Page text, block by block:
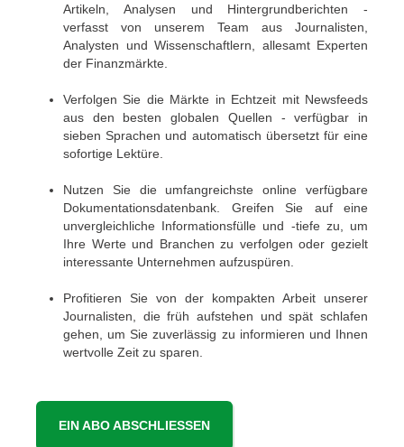
Artikeln, Analysen und Hintergrundberichten -
verfasst von unserem Team aus Journalisten,
Analysten und Wissenschaftlern, allesamt Experten
der Finanzmärkte.
Verfolgen Sie die Märkte in Echtzeit mit Newsfeeds
aus den besten globalen Quellen - verfügbar in
sieben Sprachen und automatisch übersetzt für eine
sofortige Lektüre.
Nutzen Sie die umfangreichste online verfügbare
Dokumentationsdatenbank. Greifen Sie auf eine
unvergleichliche Informationsfülle und -tiefe zu, um
Ihre Werte und Branchen zu verfolgen oder gezielt
interessante Unternehmen aufzuspüren.
Profitieren Sie von der kompakten Arbeit unserer
Journalisten, die früh aufstehen und spät schlafen
gehen, um Sie zuverlässig zu informieren und Ihnen
wertvolle Zeit zu sparen.
EIN ABO ABSCHLIESSEN